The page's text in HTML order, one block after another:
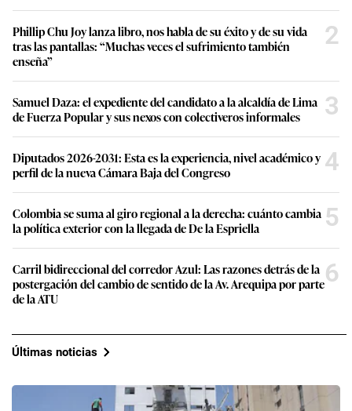
Phillip Chu Joy lanza libro, nos habla de su éxito y de su vida
tras las pantallas: “Muchas veces el sufrimiento también
enseña”
2
Samuel Daza: el expediente del candidato a la alcaldía de Lima
de Fuerza Popular y sus nexos con colectiveros informales
3
Diputados 2026-2031: Esta es la experiencia, nivel académico y
perfil de la nueva Cámara Baja del Congreso
4
Colombia se suma al giro regional a la derecha: cuánto cambia
la política exterior con la llegada de De la Espriella
5
Carril bidireccional del corredor Azul: Las razones detrás de la
postergación del cambio de sentido de la Av. Arequipa por parte
de la ATU
6
Últimas noticias